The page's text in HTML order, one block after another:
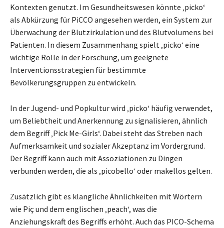
Kontexten genutzt. Im Gesundheitswesen könnte ‚picko‘
als Abkürzung für PiCCO angesehen werden, ein System zur
Überwachung der Blutzirkulation und des Blutvolumens bei
Patienten. In diesem Zusammenhang spielt ‚picko‘ eine
wichtige Rolle in der Forschung, um geeignete
Interventionsstrategien für bestimmte
Bevölkerungsgruppen zu entwickeln.
In der Jugend- und Popkultur wird ‚picko‘ häufig verwendet,
um Beliebtheit und Anerkennung zu signalisieren, ähnlich
dem Begriff ‚Pick Me-Girls‘. Dabei steht das Streben nach
Aufmerksamkeit und sozialer Akzeptanz im Vordergrund.
Der Begriff kann auch mit Assoziationen zu Dingen
verbunden werden, die als ‚picobello‘ oder makellos gelten.
Zusätzlich gibt es klangliche Ähnlichkeiten mit Wörtern
wie Piç und dem englischen ‚peach‘, was die
Anziehungskraft des Begriffs erhöht. Auch das PICO-Schema